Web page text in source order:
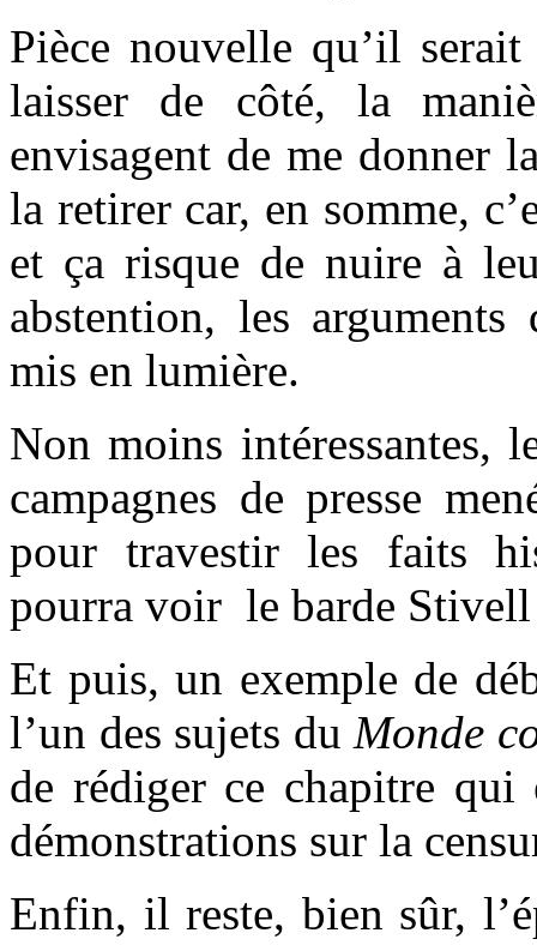
Pièce nouvelle qu’il
laisser de côté, la
envisagent de me donner
la retirer car, en somme,
et ça risque de nuire à
abstention, les arguments
mis en lumière.
Non moins intéressantes,
campagnes de presse
pour travestir les faits
pourra voir le barde
Et puis, un exemple de
l’un des sujets duMonde
de rédiger ce chapitre
démonstrations sur la
Enfin, il reste, bien sûr,